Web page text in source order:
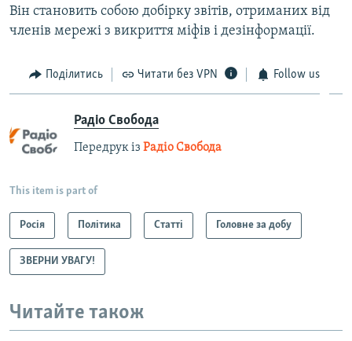
Він становить собою добірку звітів, отриманих від
членів мережі з викриття міфів і дезінформації.
Поділитись Читати без VPN Follow us
Радіо Свобода
Передрук із Радіо Свобода
This item is part of
Росія Політика Статті Головне за добу
ЗВЕРНИ УВАГУ!
Читайте також